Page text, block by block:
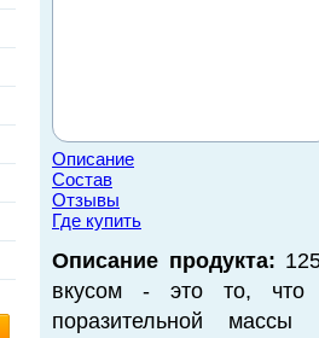
Описание
Состав
Отзывы
Где купить
Описание продукта:
вкусом - это то, что
поразительной